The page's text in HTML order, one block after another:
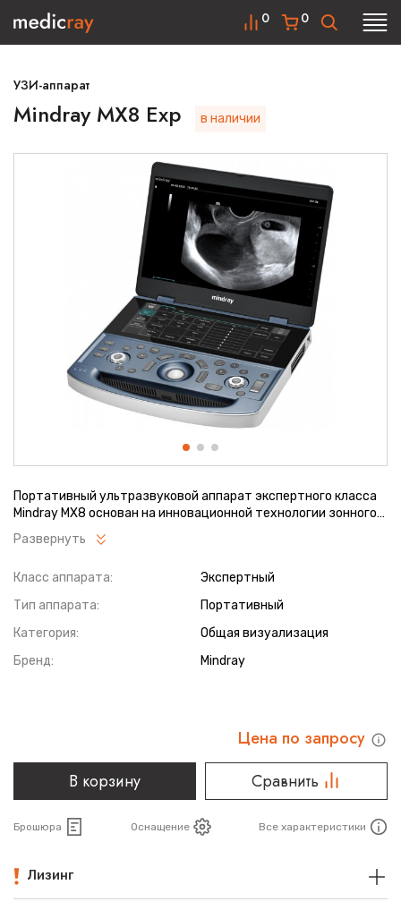
0
0
УЗИ-аппарат
Mindray MX8 Exp в наличии
Портативный ультразвуковой аппарат экспертного класса
Mindray MX8 основан на инновационной технологии зонного
сканирования ZST+, которая позволяет проводить
сканирование и обработку результатов в 10 раз быстрее по
обладает удобным пользовательским интерфейсом и
предназначена для широкого спектра ультразвуковых
исследований, включая общие исследования, а также
базовые сердечно-сосудистые и акушерско-
Развернуть
Класс аппарата:
Экспертный
Тип аппарата:
Портативный
Категория:
Общая визуализация
Бренд:
Mindray
Цена по запросу
В корзину
Сравнить
Брошюра Оснащение Все характеристики
Лизинг